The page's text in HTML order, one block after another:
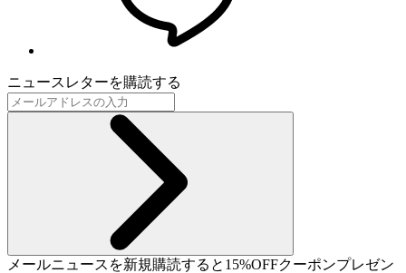
ニュースレターを購読する
メールニュースを新規購読すると15%OFFクーポンプレゼン